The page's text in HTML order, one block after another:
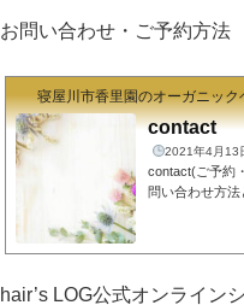
ちろん、5年後
お問い合わせ・ご予約方法
寝屋川市香里園のオーガニッ
contact
2021年4月13
contact(ご予約
問い合わせ方法
ので、確認し
間以内の返信を
hair’s LOG公式オンライン